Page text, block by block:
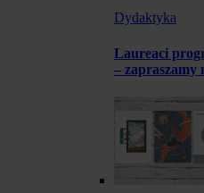
Dydaktyka
Laureaci
– zapraszamy